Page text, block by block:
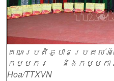
គណៈប្រតិភូបានប្រគល់
កម្មករ និងកម្មកា
Hoa/TTXVN